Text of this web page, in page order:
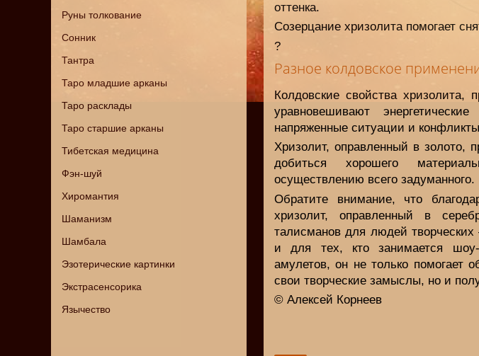
Руны толкование
Сонник
Тантра
Таро младшие арканы
Таро расклады
Таро старшие арканы
Тибетская медицина
Фэн-шуй
Хиромантия
Шаманизм
Шамбала
Эзотерические картинки
Экстрасенсорика
Язычество
оттенка.
Созерцание хризолита помогает
?
Разное колдовское
Колдовские свойства
уравновешивают
напряженные ситуации и
Хризолит, оправленный в золото,
добиться хорошего
осуществлению всего задуманного.
Обратите внимание, что
хризолит, оправленный в
талисманов для людей
и для тех, кто занимается
амулетов, он не только помогает
свои творческие замыслы, но и
© Алексей Корнеев